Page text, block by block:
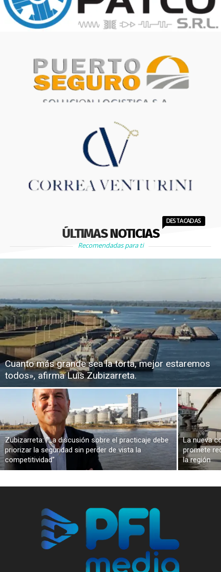
ÚLTIMAS NOTICIAS
DESTACADAS
Recomendadas para ti
Cuanto más grande sea la torta, mejor estaremos
todos», afirma Luis Zubizarreta.
Zubizarreta: “La discusión sobre el practicaje debe
priorizar la seguridad sin perder de vista la
competitividad”
La nueva
promete
la región